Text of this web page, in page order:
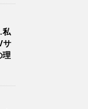
私
サ
理